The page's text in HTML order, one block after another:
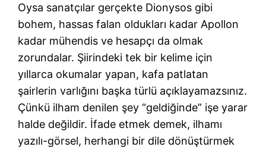
Oysa sanatçılar gerçekte Dionysos gibi
bohem, hassas falan oldukları kadar Apollon
kadar mühendis ve hesapçı da olmak
zorundalar. Şiirindeki tek bir kelime için
yıllarca okumalar yapan, kafa patlatan
şairlerin varlığını başka türlü açıklayamazsınız.
Çünkü ilham denilen şey “geldiğinde” işe yarar
halde değildir. İfade etmek demek, ilhamı
yazılı-görsel, herhangi bir dile dönüştürmek